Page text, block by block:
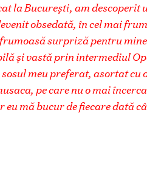
la Bucureşti, am descoperit
obsedată, în cel mai
surpriză pentru
şi vastă prin intermediul
meu preferat, asortat cu
pe care nu o mai
mă bucur de fiecare dată